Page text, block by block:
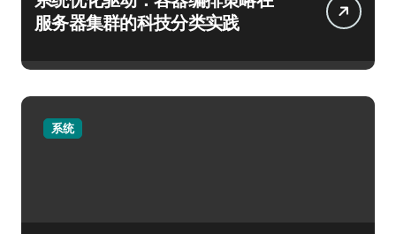
服务器集群的科技分类实践
系统